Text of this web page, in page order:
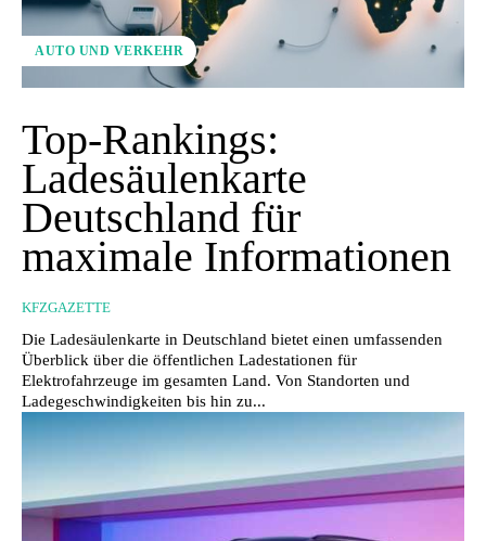
AUTO UND VERKEHR
Top-Rankings:
Ladesäulenkarte
Deutschland für
maximale Informationen
KFZGAZETTE
Die Ladesäulenkarte in Deutschland bietet einen umfassenden
Überblick über die öffentlichen Ladestationen für
Elektrofahrzeuge im gesamten Land. Von Standorten und
Ladegeschwindigkeiten bis hin zu...